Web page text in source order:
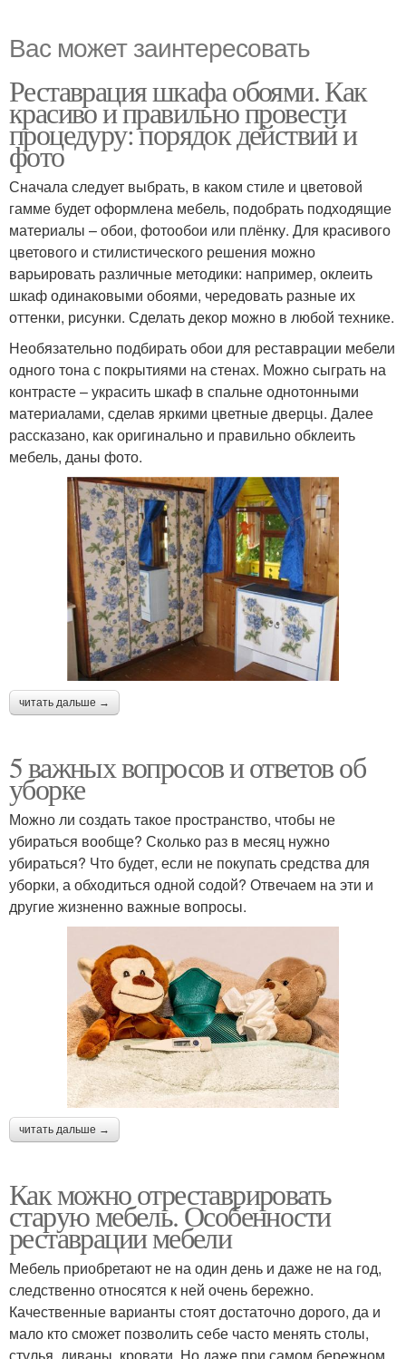
Вас может заинтересовать
Реставрация шкафа обоями. Как
красиво и правильно провести
процедуру: порядок действий и
фото
Сначала следует выбрать, в каком стиле и цветовой
гамме будет оформлена мебель, подобрать подходящие
материалы – обои, фотообои или плёнку. Для красивого
цветового и стилистического решения можно
варьировать различные методики: например, оклеить
шкаф одинаковыми обоями, чередовать разные их
оттенки, рисунки. Сделать декор можно в любой технике.
Необязательно подбирать обои для реставрации мебели
одного тона с покрытиями на стенах. Можно сыграть на
контрасте – украсить шкаф в спальне однотонными
материалами, сделав яркими цветные дверцы. Далее
рассказано, как оригинально и правильно обклеить
мебель, даны фото.
читать дальше →
5 важных вопросов и ответов об
уборке
Можно ли создать такое пространство, чтобы не
убираться вообще? Сколько раз в месяц нужно
убираться? Что будет, если не покупать средства для
уборки, а обходиться одной содой? Отвечаем на эти и
другие жизненно важные вопросы.
читать дальше →
Как можно отреставрировать
старую мебель. Особенности
реставрации мебели
Мебель приобретают не на один день и даже не на год,
следственно относятся к ней очень бережно.
Качественные варианты стоят достаточно дорого, да и
мало кто сможет позволить себе часто менять столы,
стулья, диваны, кровати. Но даже при самом бережном